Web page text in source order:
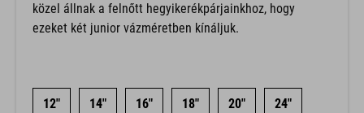
ezeket két junior vázméretben kínáljuk.
12" 14" 16" 18" 20" 24"